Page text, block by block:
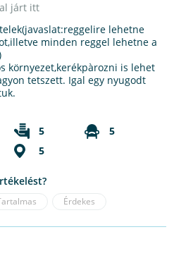
járt itt
lehetne
minden reggel lehetne a
környezet,kerékpàrozni is lehet
tetszett. Igal egy nyugodt
5
5
5
Érdekes